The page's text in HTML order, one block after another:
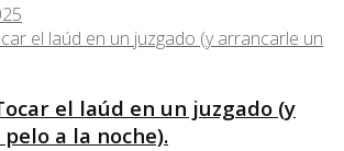
el laúd en un juzgado (y
a la noche).